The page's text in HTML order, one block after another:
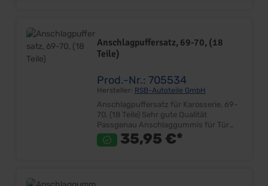
Anschlagpuffersatz, 69-70, (18
Teile)
Prod.-Nr.: 705534
Hersteller: RSB-Autoteile GmbH
Anschlagpuffersatz für Karosserie, 69-
70, (18 Teile) Sehr gute Qualität
Passgenau Anschlaggummis für Tür
Anschlaggummis für Kotflügel
Anschlaggummis für Kofferdeckel
35,95 €*